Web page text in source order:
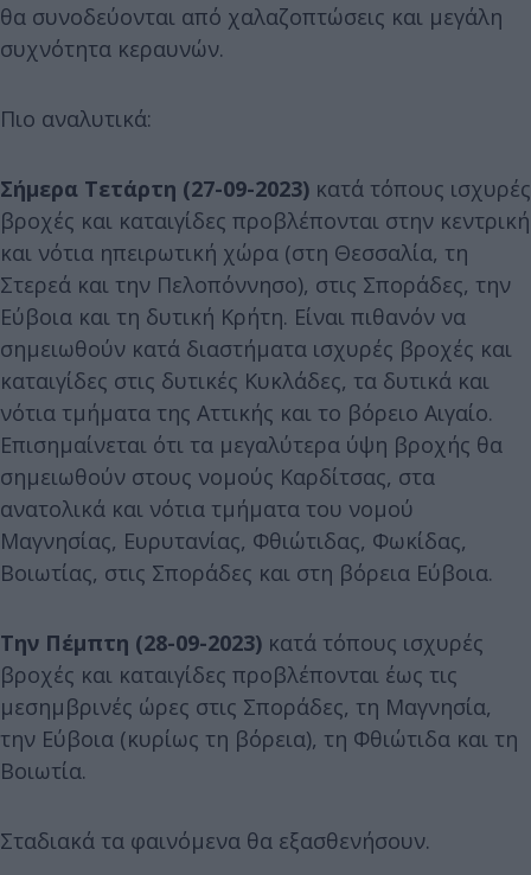
θα συνοδεύονται από χαλαζοπτώσεις και μεγάλη
συχνότητα κεραυνών.
Πιο αναλυτικά:
Σήμερα Τετάρτη (27-09-2023) κατά τόπους ισχυρές
βροχές και καταιγίδες προβλέπονται στην κεντρική
και νότια ηπειρωτική χώρα (στη Θεσσαλία, τη
Στερεά και την Πελοπόννησο), στις Σποράδες, την
Εύβοια και τη δυτική Κρήτη. Είναι πιθανόν να
σημειωθούν κατά διαστήματα ισχυρές βροχές και
καταιγίδες στις δυτικές Κυκλάδες, τα δυτικά και
νότια τμήματα της Αττικής και το βόρειο Αιγαίο.
Επισημαίνεται ότι τα μεγαλύτερα ύψη βροχής θα
σημειωθούν στους νομούς Καρδίτσας, στα
ανατολικά και νότια τμήματα του νομού
Μαγνησίας, Ευρυτανίας, Φθιώτιδας, Φωκίδας,
Βοιωτίας, στις Σποράδες και στη βόρεια Εύβοια.
Την Πέμπτη (28-09-2023) κατά τόπους ισχυρές
βροχές και καταιγίδες προβλέπονται έως τις
μεσημβρινές ώρες στις Σποράδες, τη Μαγνησία,
την Εύβοια (κυρίως τη βόρεια), τη Φθιώτιδα και τη
Βοιωτία.
Σταδιακά τα φαινόμενα θα εξασθενήσουν.